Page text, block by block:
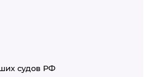
судов РФ